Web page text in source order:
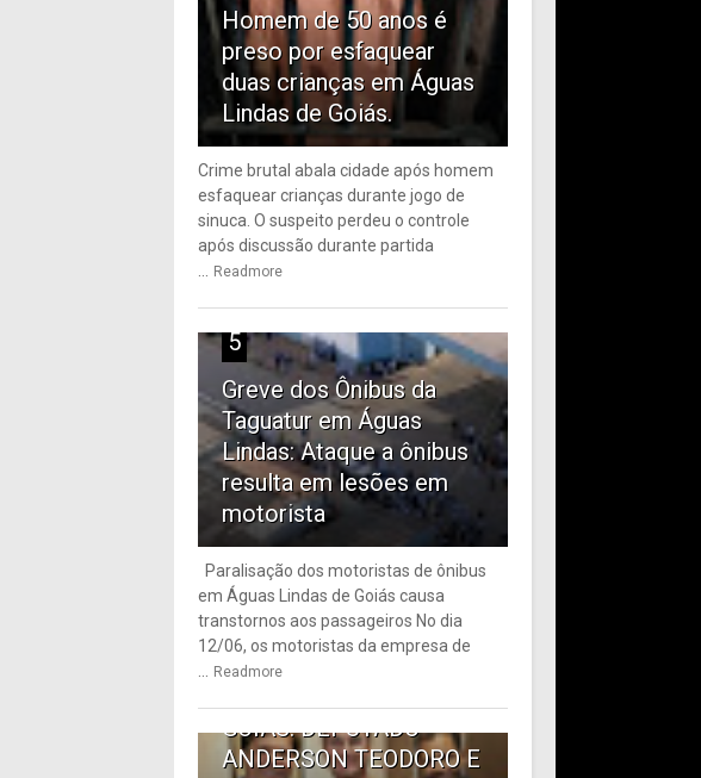
Homem de 50 anos é
preso por esfaquear
duas crianças em Águas
Lindas de Goiás.
Crime brutal abala cidade após homem
esfaquear crianças durante jogo de
sinuca. O suspeito perdeu o controle
após discussão durante partida
Readmore
5
Greve dos Ônibus da
Taguatur em Águas
Lindas: Ataque a ônibus
resulta em lesões em
motorista
Paralisação dos motoristas de ônibus
em Águas Lindas de Goiás causa
transtornos aos passageiros No dia
12/06, os motoristas da empresa de
Readmore
6
TRANSPORTE PÚBLICO
GOIÁS: DEPUTADO
ANDERSON TEODORO E